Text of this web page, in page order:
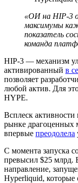
«ОИ на HIP-3
максимумы
показатель
команда
HIP-3 — механизм
активированный в
позволяет
любой актив. Для
HYPE.
Всплеск активности
рынке драгоценных
впервые преодолела
С момента запуска
превысил $25 млрд.
направление,
Hyperliquid, которые